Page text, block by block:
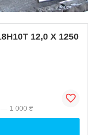
12,0 Х 1250
— 1 000 ₴